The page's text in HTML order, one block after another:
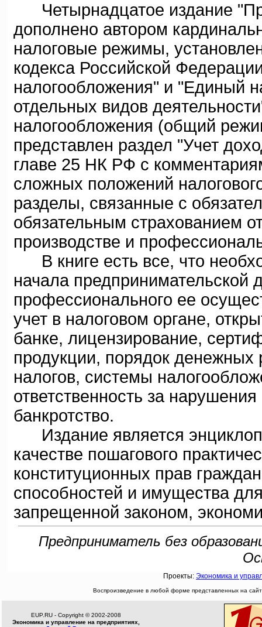
Четырнадцатое издание
дополнено автором
налоговые режимы,
кодекса Российской
налогообложения" и "Единый
отдельных видов
налогообложения (общий
представлен раздел "Учет
главе 25 НК РФ с
сложных положений
разделы, связанные с
обязательным страхованием
производстве и
В книге есть все, что
начала предпринимательской
профессионального ее
учет в налоговом органе,
банке, лицензирование,
продукции, порядок денежных
налогов, системы
ответственность за
банкротство.
Издание является
качестве пошагового
конституционных прав
способностей и имущества
запрещенной законом,
Предприниматель без
Проекты: Экономика и
Воспроизведение в любой форме представленных на
EUP.RU - Copyright © 2002-2008
Экономика и управление на предприятиях,